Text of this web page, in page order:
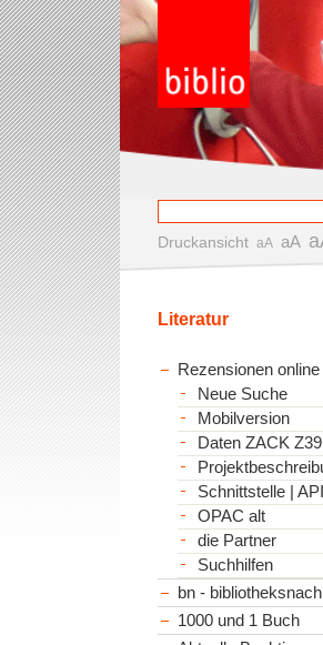
Druckansicht aA aA
Literatur
Rezensionen
Neue Suche
Mobilversion
Daten ZACK
Schnittstelle | API
OPAC alt
die Partner
Suchhilfen
bn -
1000 und 1 Buch